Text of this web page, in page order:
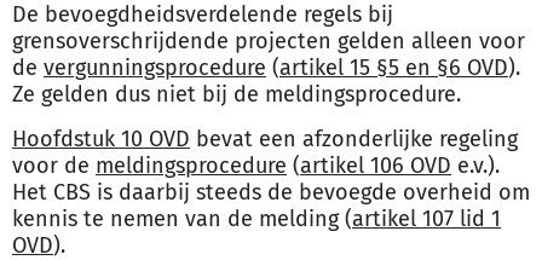
De bevoegdheidsverdelende regels bij
grensoverschrijdende projecten gelden alleen voor
de vergunningsprocedure (artikel 15 §5 en §6 OVD).
Ze gelden dus niet bij de meldingsprocedure.
Hoofdstuk 10 OVD bevat een afzonderlijke regeling
voor de meldingsprocedure (artikel 106 OVD e.v.).
Het CBS is daarbij steeds de bevoegde overheid om
kennis te nemen van de melding (artikel 107 lid 1
OVD).